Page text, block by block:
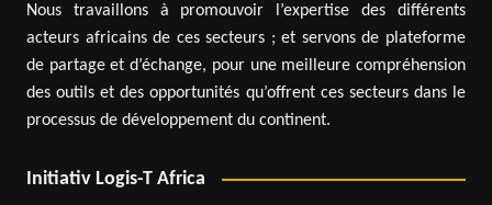
Nous travaillons à promouvoir l’expertise des différents
acteurs africains de ces secteurs ; et servons de plateforme
de partage et d’échange, pour une meilleure compréhension
des outils et des opportunités qu’offrent ces secteurs dans le
processus de développement du continent.
Initiativ Logis-T Africa